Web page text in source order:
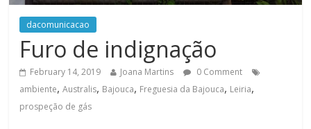
dacomunicacao
Furo de indignação
February 14, 2019 Joana Martins
0 Comment
ambiente,Australis, Bajouca, Freguesia da Bajouca, Leiria,
prospeção de gás